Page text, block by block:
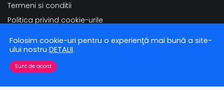
Termeni si conditii
Politica privind cookie-urile
Stergerea datelor personale
Folosim cookie-uri pentru o experienţă mai bună a site-
ului nostru DETALII.
Sunt de acord